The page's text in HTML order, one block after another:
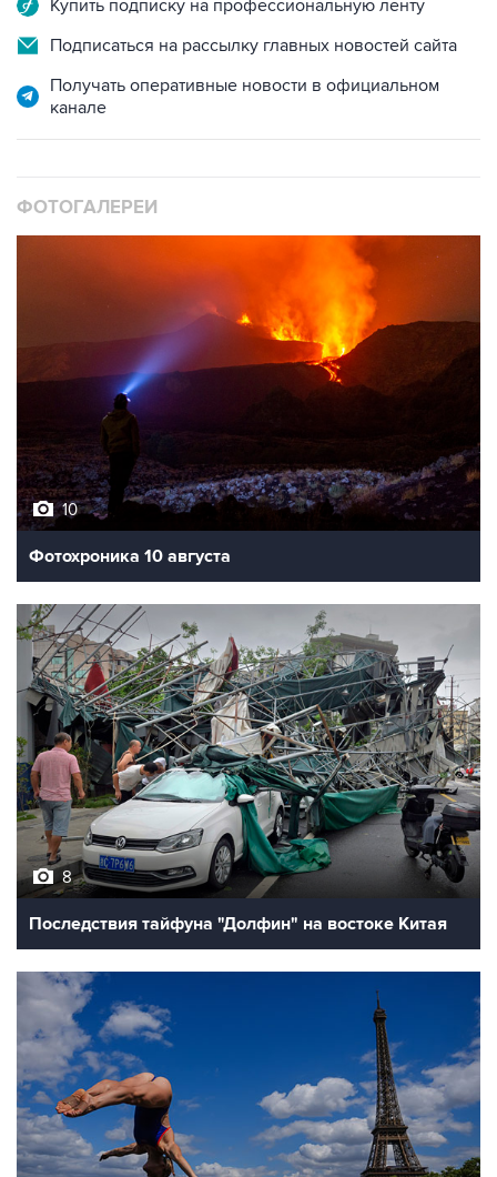
Купить подписку на профессиональную ленту
Подписаться на рассылку главных новостей сайта
Получать оперативные новости в официальном
канале
ФОТОГАЛЕРЕИ
10
Фотохроника 10 августа
8
Последствия тайфуна "Долфин" на востоке Китая